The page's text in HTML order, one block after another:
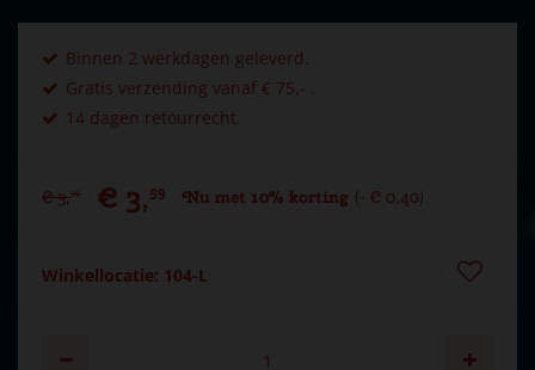
Binnen 2 werkdagen geleverd.
Gratis verzending vanaf € 75,- .
14 dagen retourrecht.
€ 3,99 € 3,59 Nu met 10% korting € 0,40
Winkellocatie: 104-L